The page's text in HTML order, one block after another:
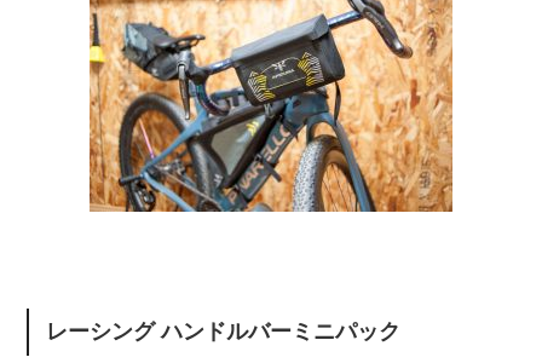
レーシング ハンドルバーミニパック